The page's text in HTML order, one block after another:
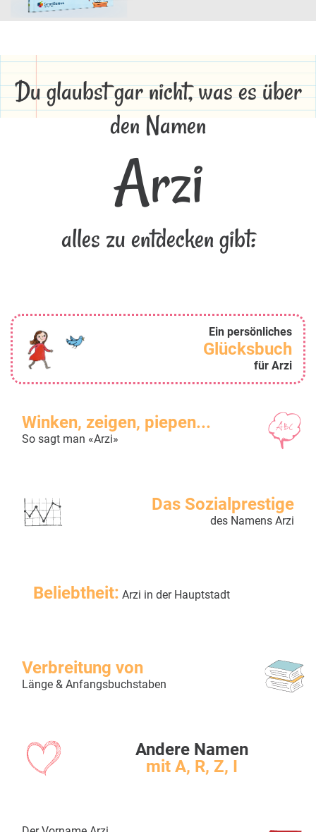
Du glaubst gar nicht, was es über
den Namen
Arzi
alles zu entdecken gibt:
Ein persönliches
Glücksbuch
für Arzi
Winken, zeigen, piepen...
So sagt man «Arzi»
Das Sozialprestige
des Namens Arzi
Beliebtheit: Arzi in der Hauptstadt
Verbreitung von
Länge & Anfangsbuchstaben
Andere Namen
mit A, R, Z, I